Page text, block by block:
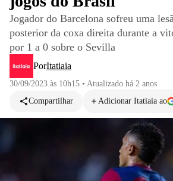
Jogador do Barcelona sofreu uma
posterior da coxa direita durante a
por 1 a 0 sobre o Sevilla
PorItatiaia
30/09/2023 às 10h15 • Atualizado há 2 anos
Compartilhar
Adicionar Itatiaia ao